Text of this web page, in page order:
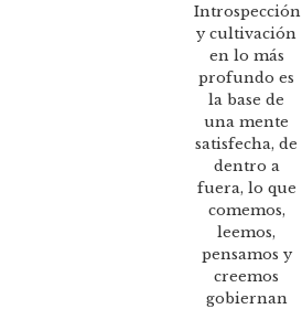
Introspección
y cultivación
en lo más
profundo es
la base de
una mente
satisfecha, de
dentro a
fuera, lo que
comemos,
leemos,
pensamos y
creemos
gobiernan